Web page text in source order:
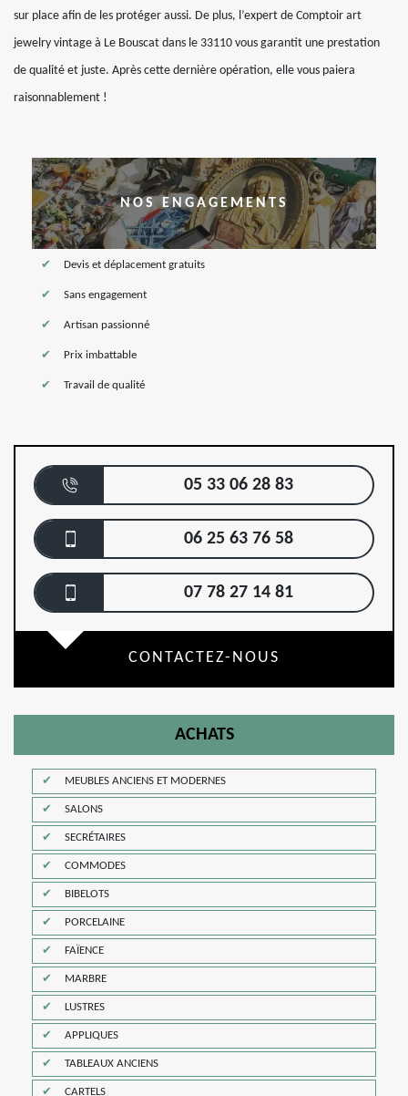
sur place afin de les protéger aussi. De plus, l’expert de Comptoir art
jewelry vintage à Le Bouscat dans le 33110 vous garantit une prestation
de qualité et juste. Après cette dernière opération, elle vous paiera
raisonnablement !
NOS ENGAGEMENTS
Devis et déplacement gratuits
Sans engagement
Artisan passionné
Prix imbattable
Travail de qualité
05 33 06 28 83
06 25 63 76 58
07 78 27 14 81
CONTACTEZ-NOUS
ACHATS
MEUBLES ANCIENS ET MODERNES
SALONS
SECRÉTAIRES
COMMODES
BIBELOTS
PORCELAINE
FAÏENCE
MARBRE
LUSTRES
APPLIQUES
TABLEAUX ANCIENS
CARTELS